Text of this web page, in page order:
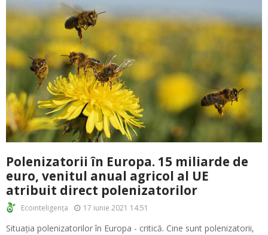
Polenizatorii în Europa. 15 miliarde de
euro, venitul anual agricol al UE
atribuit direct polenizatorilor
Ecointeligența 17 iunie 2021 14:51
Situația polenizatorilor în Europa - critică. Cine sunt polenizatorii,